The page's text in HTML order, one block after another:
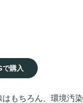
で購入
はもちろん、環境汚染